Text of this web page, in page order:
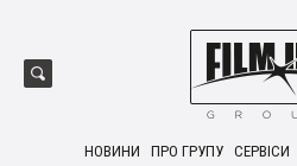
НОВИНИ ПРО ГРУПУ СЕРВІСИ